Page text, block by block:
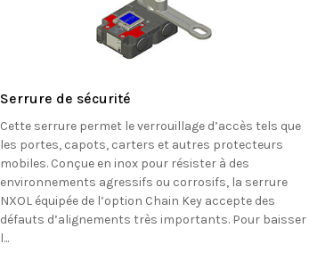
Serrure de sécurité
Cette serrure permet le verrouillage d’accès tels que
les portes, capots, carters et autres protecteurs
mobiles. Conçue en inox pour résister à des
environnements agressifs ou corrosifs, la serrure
NXOL équipée de l’option Chain Key accepte des
défauts d’alignements très importants. Pour baisser
l...